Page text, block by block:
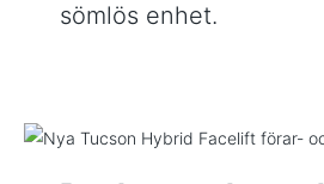
sömlös enhet.